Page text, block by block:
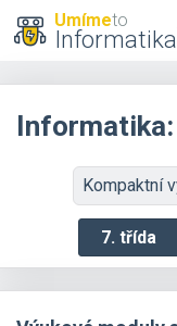
Umímeto
Informatika
Kompaktní